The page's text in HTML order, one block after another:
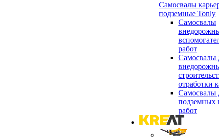
Самосвалы
подземные Tonly
Самосвалы
работ
Самосвалы
отработки
Самосвалы
подземных
работ